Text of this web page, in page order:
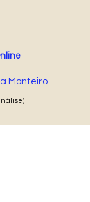
Monteiro